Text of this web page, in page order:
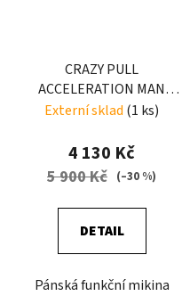
CRAZY PULL
ACCELERATION MAN
BRICK
Externí sklad (1 ks)
4 130 Kč
5 900 Kč (–30 %)
DETAIL
Pánská funkční mikina